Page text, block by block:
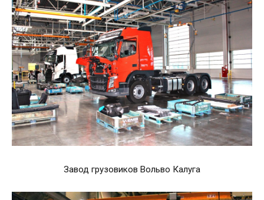
Завод грузовиков Вольво Калуга